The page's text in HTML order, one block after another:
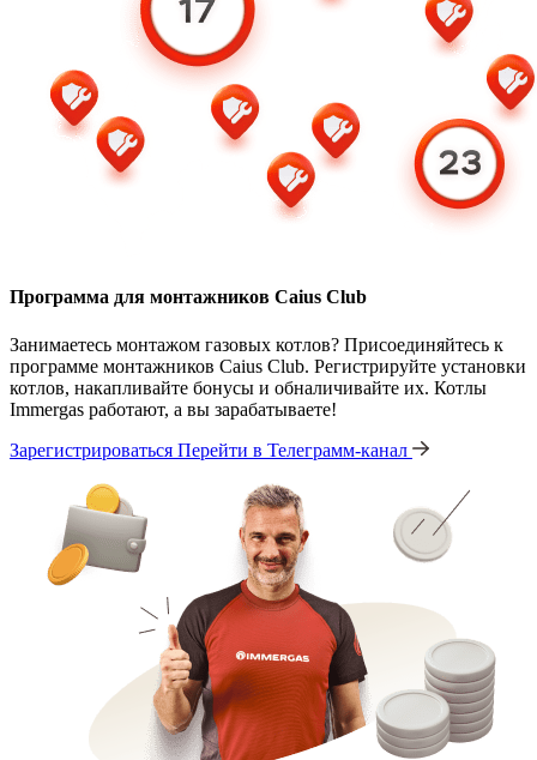
Программа для монтажников Caius Club
Занимаетесь монтажом газовых котлов? Присоединяйтесь к
программе монтажников Caius Club. Регистрируйте установки
котлов, накапливайте бонусы и обналичивайте их. Котлы
Immergas работают, а вы зарабатываете!
Зарегистрироваться Перейти в Телеграмм-канал